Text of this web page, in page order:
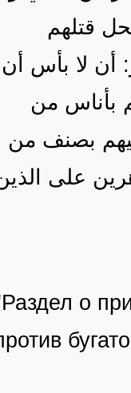
قتلهم
أن لا بأس أن
بأناس من
بصنف من
على
о